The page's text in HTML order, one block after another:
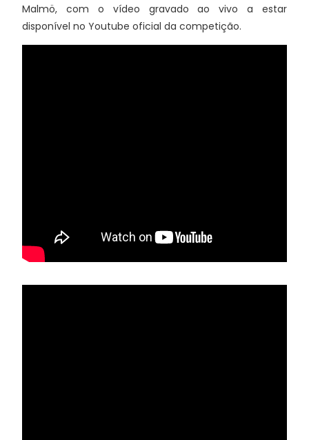
Malmö, com o vídeo gravado ao vivo a estar
disponível no Youtube oficial da competição.